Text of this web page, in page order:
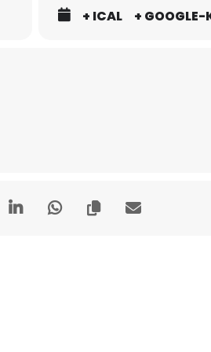
+ ICAL + GOOGLE-